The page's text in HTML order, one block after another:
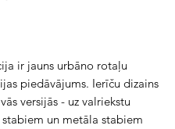
ir jauns urbāno rotaļu
piedāvājums. Ierīču dizains
versijās - uz valriekstu
stabiem un metāla stabiem